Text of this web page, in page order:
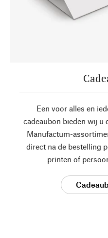
Een voor alles en
cadeaubon bieden wij u
Manufactum-
direct na de bestelling
printen of